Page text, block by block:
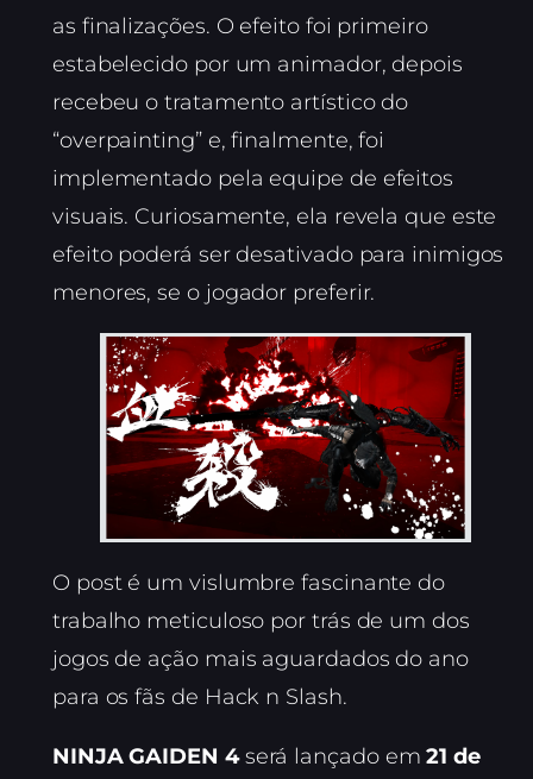
as finalizações. O efeito foi primeiro
estabelecido por um animador, depois
recebeu o tratamento artístico do
“overpainting” e, finalmente, foi
implementado pela equipe de efeitos
visuais. Curiosamente, ela revela que este
efeito poderá ser desativado para inimigos
menores, se o jogador preferir.
O post é um vislumbre fascinante do
trabalho meticuloso por trás de um dos
jogos de ação mais aguardados do ano
para os fãs de Hack n Slash.
NINJA GAIDEN 4será lançado em21 de